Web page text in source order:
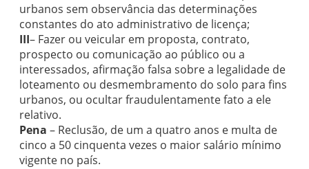
urbanos sem observância das determinações
constantes do ato administrativo de licença;
III– Fazer ou veicular em proposta, contrato,
prospecto ou comunicação ao público ou a
interessados, afirmação falsa sobre a legalidade de
loteamento ou desmembramento do solo para fins
urbanos, ou ocultar fraudulentamente fato a ele
relativo.
Pena – Reclusão, de um a quatro anos e multa de
cinco a 50 cinquenta vezes o maior salário mínimo
vigente no país.